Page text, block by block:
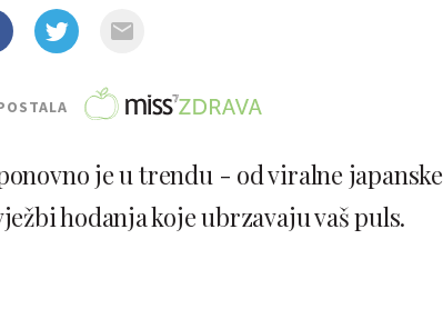
je u trendu - od viralne japanske
hodanja koje ubrzavaju vaš puls.